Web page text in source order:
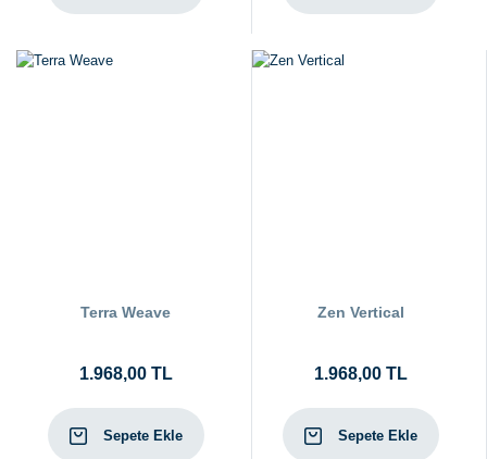
Terra Weave
1.968,00 TL
Sepete Ekle
Zen Vertical
1.968,00 TL
Sepete Ekle